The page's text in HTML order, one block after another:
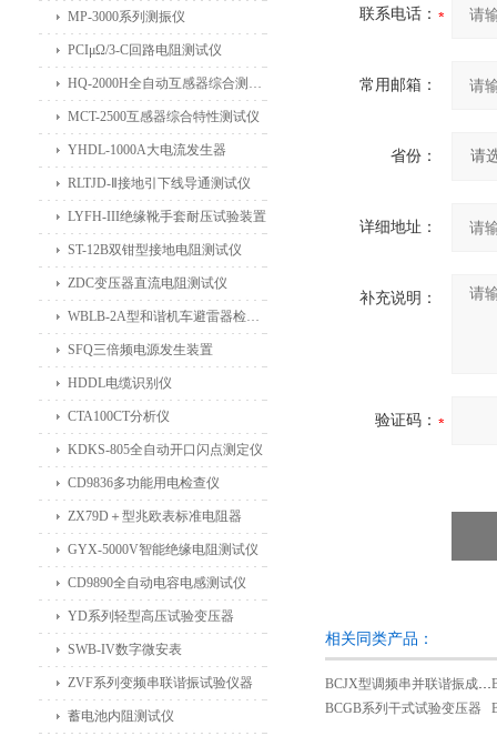
联系电话：
常用邮箱：
省份：
详细地址：
补充说明：
验证码：
相关同类产品：
BCJX型调频串并联谐振成套试验装置
BCGB系列干式试验变压器
MP-3000系列测振仪
PCIμΩ/3-C回路电阻测试仪
HQ-2000H全自动互感器综合测试仪
MCT-2500互感器综合特性测试仪
YHDL-1000A大电流发生器
RLTJD-Ⅱ接地引下线导通测试仪
LYFH-III绝缘靴手套耐压试验装置
ST-12B双钳型接地电阻测试仪
ZDC变压器直流电阻测试仪
WBLB-2A型和谐机车避雷器检测仪
SFQ三倍频电源发生装置
HDDL电缆识别仪
CTA100CT分析仪
KDKS-805全自动开口闪点测定仪
CD9836多功能用电检查仪
ZX79D＋型兆欧表标准电阻器
GYX-5000V智能绝缘电阻测试仪
CD9890全自动电容电感测试仪
YD系列轻型高压试验变压器
SWB-IV数字微安表
ZVF系列变频串联谐振试验仪器
蓄电池内阻测试仪